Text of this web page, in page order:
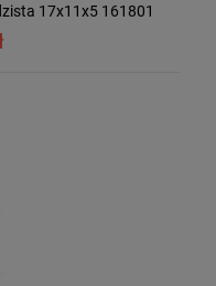
17x11x5 161801